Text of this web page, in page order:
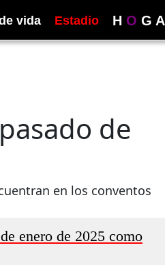
vida Estadio H O G A
de
en los conventos
enero de 2025 como